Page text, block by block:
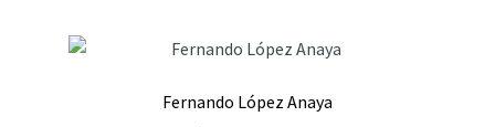
Fernando López Anaya